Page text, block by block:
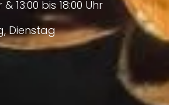
13:00 bis 18:00 Uhr
Dienstag